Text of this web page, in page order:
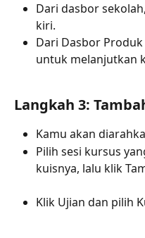
Dari dasbor
kiri.
Dari Dasbor
untuk melanjutkan
Langkah 3:
Kamu akan
Pilih sesi kursus
kuisnya, lalu klik
Klik Ujian dan pilih